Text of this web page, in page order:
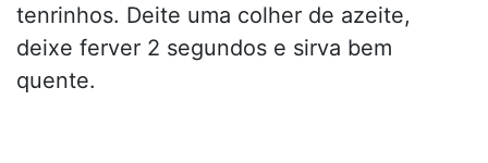
tenrinhos. Deite uma colher de azeite,
deixe ferver 2 segundos e sirva bem
quente.